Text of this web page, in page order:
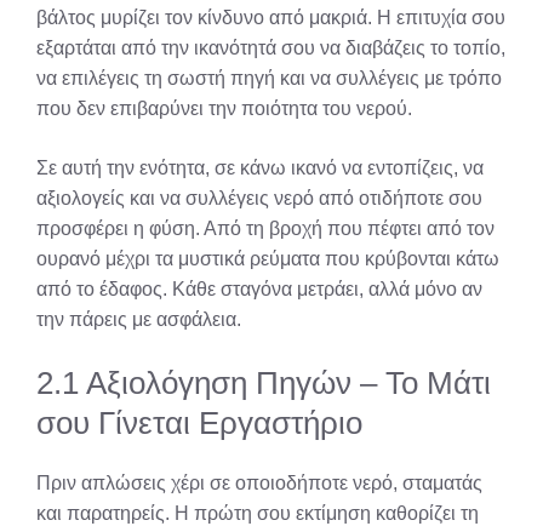
βάλτος μυρίζει τον κίνδυνο από μακριά. Η επιτυχία σου
εξαρτάται από την ικανότητά σου να διαβάζεις το τοπίο,
να επιλέγεις τη σωστή πηγή και να συλλέγεις με τρόπο
που δεν επιβαρύνει την ποιότητα του νερού.
Σε αυτή την ενότητα, σε κάνω ικανό να εντοπίζεις, να
αξιολογείς και να συλλέγεις νερό από οτιδήποτε σου
προσφέρει η φύση. Από τη βροχή που πέφτει από τον
ουρανό μέχρι τα μυστικά ρεύματα που κρύβονται κάτω
από το έδαφος. Κάθε σταγόνα μετράει, αλλά μόνο αν
την πάρεις με ασφάλεια.
2.1 Αξιολόγηση Πηγών – Το Μάτι
σου Γίνεται Εργαστήριο
Πριν απλώσεις χέρι σε οποιοδήποτε νερό, σταματάς
και παρατηρείς. Η πρώτη σου εκτίμηση καθορίζει τη